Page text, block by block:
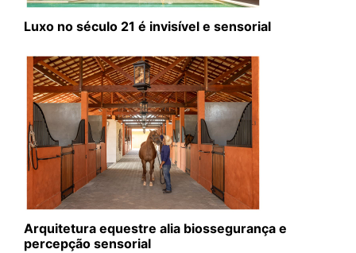
Luxo no século 21 é invisível e sensorial
Arquitetura equestre alia biossegurança e
percepção sensorial